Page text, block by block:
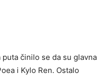
činilo se da su glavna
i Kylo Ren. Ostalo